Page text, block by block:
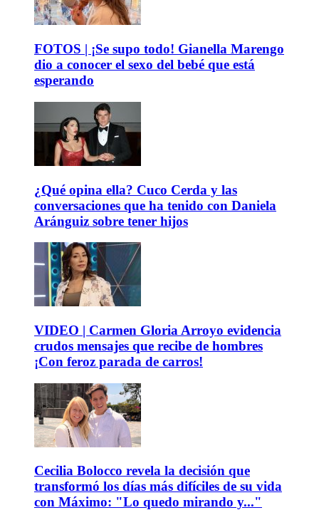
FOTOS | ¡Se supo todo! Gianella Marengo
dio a conocer el sexo del bebé que está
esperando
¿Qué opina ella? Cuco Cerda y las
conversaciones que ha tenido con Daniela
Aránguiz sobre tener hijos
VIDEO | Carmen Gloria Arroyo evidencia
crudos mensajes que recibe de hombres
¡Con feroz parada de carros!
Cecilia Bolocco revela la decisión que
transformó los días más difíciles de su vida
con Máximo: "Lo quedo mirando y..."